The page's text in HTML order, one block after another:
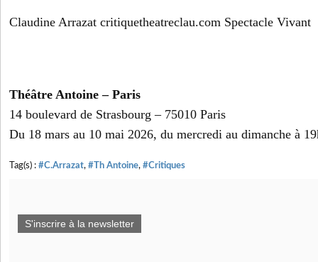
Claudine Arrazat critiquetheatreclau.com Spectacle Vivant
Théâtre Antoine – Paris
14 boulevard de Strasbourg – 75010 Paris
Du 18 mars au 10 mai 2026, du mercredi au dimanche à
Tag(s) : #C.Arrazat, #Th Antoine, #Critiques
S'inscrire à la newsletter